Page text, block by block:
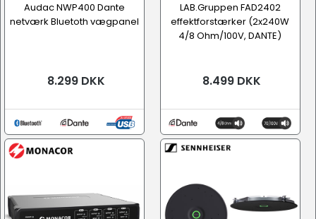
Audac NWP400 Dante
netværk Bluetoth vægpanel
8.299 DKK
LAB.Gruppen FAD2402
effektforstærker (2x240W
4/8 Ohm/100V, DANTE)
8.499 DKK